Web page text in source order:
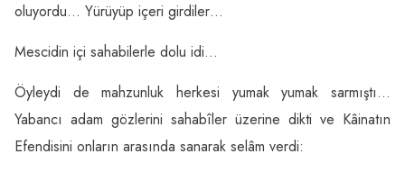
oluyordu… Yürüyüp içeri girdiler…
Mescidin içi sahabilerle dolu idi…
Öyleydi de mahzunluk herkesi yumak yumak sarmıştı…
Yabancı adam gözlerini sahabîler üzerine dikti ve Kâinatın
Efendisini onların arasında sanarak selâm verdi: